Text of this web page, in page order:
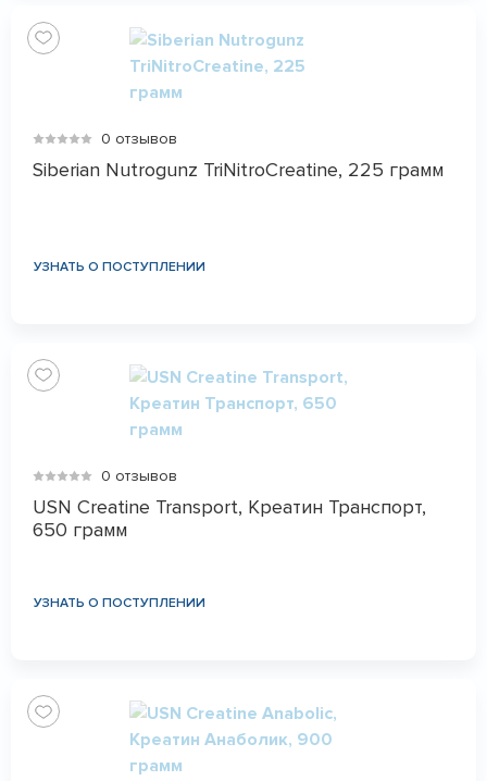
0 отзывов
Siberian Nutrogunz TriNitroCreatine, 225 грамм
УЗНАТЬ О ПОСТУПЛЕНИИ
0 отзывов
USN Creatine Transport, Креатин Транспорт,
650 грамм
УЗНАТЬ О ПОСТУПЛЕНИИ